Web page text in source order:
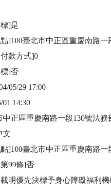
]是
]100臺北市中正區重慶南路
款方式]0
]否
05/29 17:00
14:30
正區重慶南路一段130號法務
文
]100臺北市中正區重慶南路一
99條]否
明優先決標予身心障礙福利